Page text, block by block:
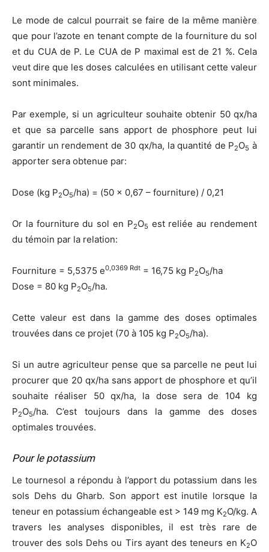
Le mode de calcul pourrait se faire de la même manière
que pour l’azote en tenant compte de la fourniture du sol
et du CUA de P. Le CUA de P maximal est de 21 %. Cela
veut dire que les doses calculées en utilisant cette valeur
sont minimales.
Par exemple, si un agriculteur souhaite obtenir 50 qx/ha
et que sa parcelle sans apport de phosphore peut lui
garantir un rendement de 30 qx/ha, la quantité de P2O5 à
apporter sera obtenue par:
Dose (kg P2O5/ha) = (50 x 0,67 – fourniture) / 0,21
Or la fourniture du sol en P2O5 est reliée au rendement
du témoin par la relation:
Fourniture = 5,5375 e0,0369 Rdt = 16,75 kg P2O5/ha
Dose = 80 kg P2O5/ha.
Cette valeur est dans la gamme des doses optimales
trouvées dans ce projet (70 à 105 kg P2O5/ha).
Si un autre agriculteur pense que sa parcelle ne peut lui
procurer que 20 qx/ha sans apport de phosphore et qu’il
souhaite réaliser 50 qx/ha, la dose sera de 104 kg
P2O5/ha. C’est toujours dans la gamme des doses
optimales trouvées.
Pour le potassium
Le tournesol a répondu à l’apport du potassium dans les
sols Dehs du Gharb. Son apport est inutile lorsque la
teneur en potassium échangeable est > 149 mg K2O/kg. A
travers les analyses disponibles, il est très rare de
trouver des sols Dehs ou Tirs ayant des teneurs en K2O